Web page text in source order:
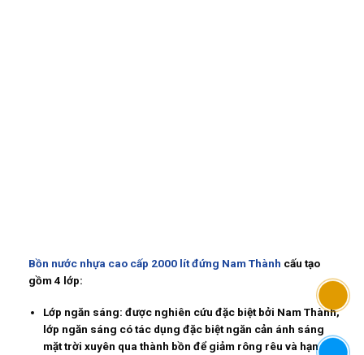
Bồn nước nhựa cao cấp 2000 lít đứng Nam Thành cấu tạo
gồm 4 lớp:
Lớp ngăn sáng: được nghiên cứu đặc biệt bởi Nam Thành,
lớp ngăn sáng có tác dụng đặc biệt ngăn cản ánh sáng
mặt trời xuyên qua thành bồn để giảm rông rêu và hạn chế